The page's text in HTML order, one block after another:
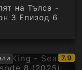
на Тълса -
3 Епизод 6
IMDb
7.9